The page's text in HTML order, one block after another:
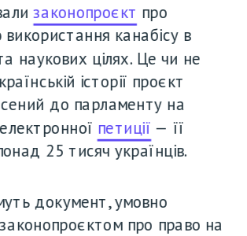
законопроєкт про
використання канабісу в
наукових цілях. Це чи не
історії проєкт
до парламенту на
петиції — її
25 тисяч українців.
документ, умовно
про право на